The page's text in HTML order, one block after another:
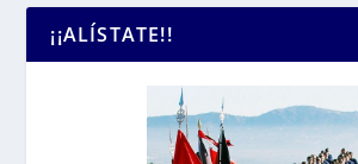
¡¡ALÍSTATE!!